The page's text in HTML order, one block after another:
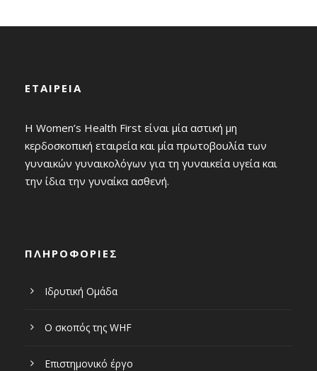
παρουσιάσει το όραμα και τους στόχους...
ΕΤΑΙΡΕΙΑ
Η Women’s Health First είναι μία αστική μη
κερδοσκοπική εταιρεία και μία πρωτοβουλία των
γυναικών γυναικολόγων για τη γυναικεία υγεία και
την ίδια την γυναίκα ασθενή.
ΠΛΗΡΟΦΟΡΙΕΣ
Ιδρυτική Ομάδα
Ο σκοπός της WHF
Επιστημονικό έργο